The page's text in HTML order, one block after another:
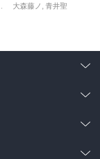
大森藤ノ , 青井聖